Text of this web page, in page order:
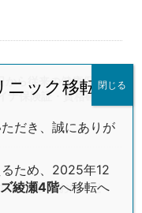
ら従来の健康保険証
保険証・資格確認書
）休診のお知らせ
ニック移転の
だき、誠にありが
ため、2025年12
綾瀬4階へ移転へ
閉じる